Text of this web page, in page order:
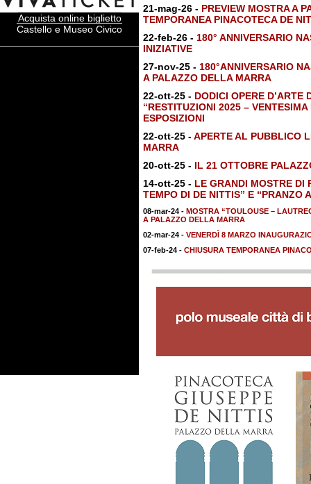
Acquista online biglietto
Castello e Museo Civico
21-mag-26 - PREVIEW MOSTRA A
TEMPORANEA PINACOTECA DE
22-feb-26 - 180° ANNIVERSARIO
INIZIATIVE
27-nov-25 - 180°ANNIVERSARIO
A PALAZZO DELLA MARRA
22-ott-25 - DODICI OPERE D’ARTE
“RESTITUZIONI 2025 –
ESPOSIZIONI
22-ott-25 -APERTE AL PUBBLICO
MARRA
20-ott-25 - IL 21 OTTOBRE
14-ott-25 - LE GRANDI MOSTRE DI
TEMPO DI DE NITTIS” E “PRANZO
08-mar-24 - MOSTRA “TOULOUSE –
A PALAZZO DELLA MARRA
02-mar-24 - VENERDÌ 8 MARZO
07-feb-24 - CHIUSURA TEMPORANEA